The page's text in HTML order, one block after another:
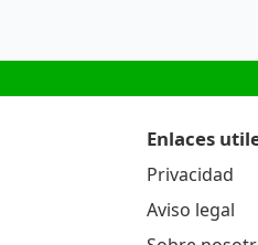
Enlaces
Privacidad
Aviso legal